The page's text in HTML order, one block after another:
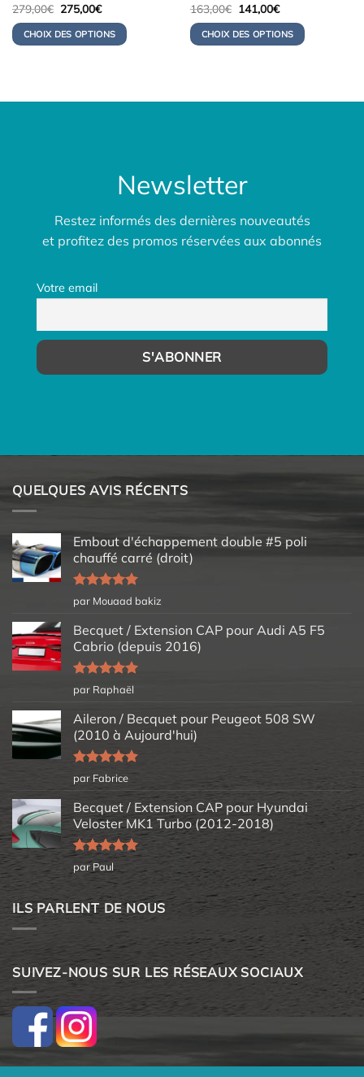
279,00€ Le
prix
initial
était :
279,00€.
275,00€Le
actuel
est :
275,00€.
CHOIX DES OPTIONS
163,00€ Le
initial
était :
163,00€.
141,00€Le
actuel
est :
141,00€.
CHOIX DES OPTIONS
Newsletter
Restez informés des dernières nouveautés
et profitez des promos réservées aux abonnés
Votre email
QUELQUES AVIS RÉCENTS
Embout d'échappement double #5 poli
chauffé carré (droit)
Note5sur
5
par Mouaad bakiz
Becquet / Extension CAP pour Audi A5 F5
Cabrio (depuis 2016)
Note5sur
5
par Raphaël
Aileron / Becquet pour Peugeot 508 SW
(2010 à Aujourd'hui)
Note5sur
5
par Fabrice
Becquet / Extension CAP pour Hyundai
Veloster MK1 Turbo (2012-2018)
Note5sur
5
par Paul
ILS PARLENT DE NOUS
SUIVEZ-NOUS SUR LES RÉSEAUX SOCIAUX